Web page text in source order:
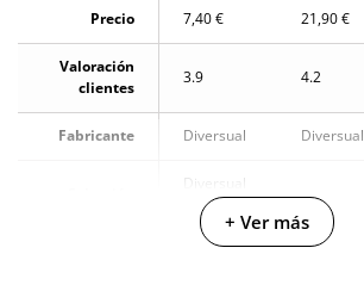
Precio 7,40 € 21,90 €
Valoración
clientes
3.9 4.2
Fabricante Diversual Diversual
Diversual
Basics
-
+ Ver más